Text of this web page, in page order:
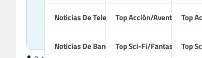
Noticias De Televisión
Noticias De Bandas Sonoras
Top Acción/Aventura
Top Sci-Fi/Fantasía
Top
Top